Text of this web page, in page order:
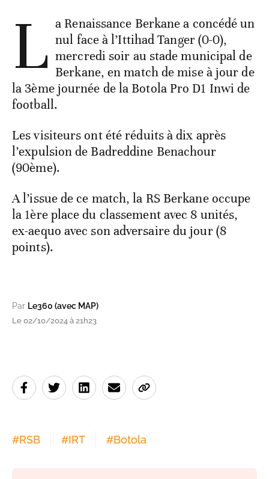
L a Renaissance Berkane a concédé un
nul face à l’Ittihad Tanger (0-0),
mercredi soir au stade municipal de
Berkane, en match de mise à jour de
la 3ème journée de la Botola Pro D1 Inwi de
football.
Les visiteurs ont été réduits à dix après
l’expulsion de Badreddine Benachour
(90ème).
A l’issue de ce match, la RS Berkane occupe
la 1ère place du classement avec 8 unités,
ex-aequo avec son adversaire du jour (8
points).
Par Le360 (avec MAP)
Le 02/10/2024 à 21h23
#RSB #IRT #Botola